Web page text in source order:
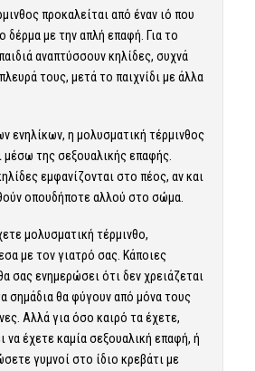
προκαλείται από έναν ιό που
δέρμα με την απλή επαφή. Για το
αναπτύσσουν κηλίδες, συχνά
τους, μετά το παιχνίδι με άλλα
ενηλίκων, η μολυσματική τέρμινθος
μέσω της σεξουαλικής επαφής.
εμφανίζονται στο πέος, αν και
οπουδήποτε αλλού στο σώμα.
μολυσματική τέρμινθο,
με τον γιατρό σας. Κάποιες
σας ενημερώσει ότι δεν χρειάζεται
σημάδια θα φύγουν από μόνα τους
Αλλά για όσο καιρό τα έχετε,
να έχετε καμία σεξουαλική επαφή, ή
γυμνοί στο ίδιο κρεβάτι με